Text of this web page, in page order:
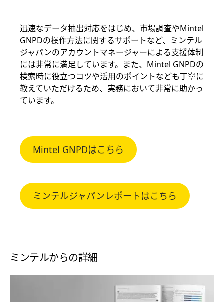
迅速なデータ抽出対応をはじめ、市場調査やMintel
GNPDの操作方法に関するサポートなど、ミンテル
ジャパンのアカウントマネージャーによる支援体制
には非常に満足しています。また、Mintel GNPDの
検索時に役立つコツや活用のポイントなども丁寧に
教えていただけるため、実務において非常に助かっ
ています。
Mintel GNPDはこちら
ミンテルジャパンレポートはこちら
ミンテルからの詳細